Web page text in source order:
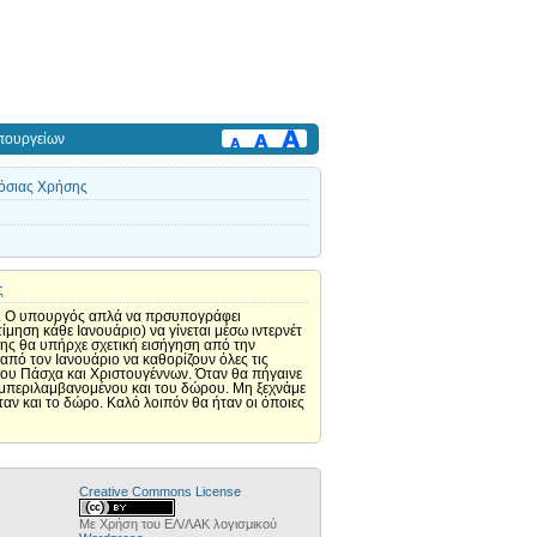
Χρήσης
Ο υπουργός απλά να πρσυπογράφει
κάθε Ιανουάριο) να γίνεται μέσω ιντερνέτ
θα υπήρχε σχετική εισήγηση από την
τον Ιανουάριο να καθορίζουν όλες τις
Πάσχα και Χριστουγέννων. Όταν θα πήγαινε
και του δώρου. Μη ξεχνάμε
και το δώρο. Καλό λοιπόν θα ήταν οι όποιες
Creative Commons License
Με Χρήση του ΕΛ/ΛΑΚ λογισμικού